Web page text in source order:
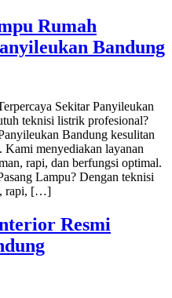
Rumah
Bandung
Sekitar Panyileukan
teknisi listrik profesional?
Bandung kesulitan
Kami menyediakan layanan
rapi, dan berfungsi optimal.
Lampu? Dengan teknisi
rapi, […]
Resmi